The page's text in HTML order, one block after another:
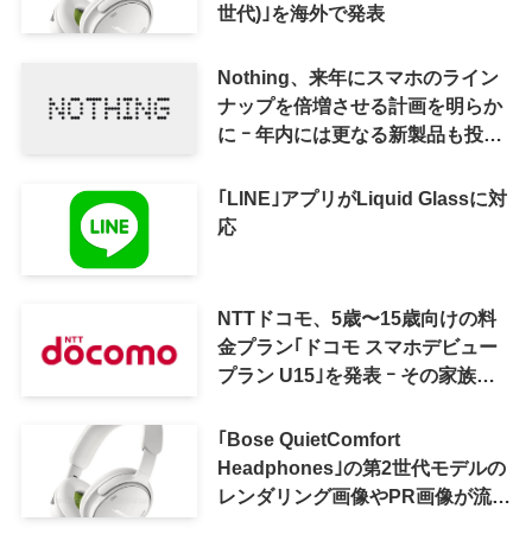
世代)｣を海外で発表
Nothing、来年にスマホのライン
ナップを倍増させる計画を明らか
に ｰ 年内には更なる新製品も投入
｢LINE｣アプリがLiquid Glassに対
応
NTTドコモ、5歳〜15歳向けの料
金プラン｢ドコモ スマホデビュー
プラン U15｣を発表 ｰ その家族が
｢Bose QuietComfort
Headphones｣の第2世代モデルの
レンダリング画像やPR画像が流出